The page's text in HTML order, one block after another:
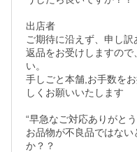
出店者
ご期待に沿えず、申し訳
返品をお受けしますので
い。
手しごと本舗,お手数を
しくお願いいたします
“早急なご対応ありがとう
お品物が不良品ではな
か？？